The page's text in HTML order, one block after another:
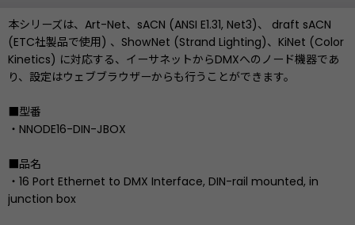
本シリーズは、Art-Net、sACN (ANSI E1.31, Net3)、 draft sACN
(ETC社製品で使用) 、ShowNet (Strand Lighting)、KiNet (Color
Kinetics) に対応する、イーサネットからDMXへのノード機器であ
り、設定はウェブブラウザーからも行うことができます。
■型番
・NNODE16-DIN-JBOX
■品名
・16 Port Ethernet to DMX Interface, DIN-rail mounted, in
junction box